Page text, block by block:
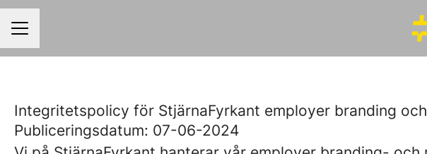
KARRIÄRMENY
Integritetspolicy för StjärnaFyrkant employer branding
Publiceringsdatum: 07-06-2024